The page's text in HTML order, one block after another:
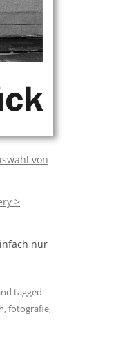
von
>
nur
tagged
,fotografie,